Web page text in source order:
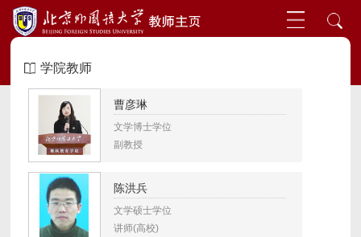
学院教师
曹彦琳
文学博士学位
副教授
陈洪兵
文学硕士学位
讲师(高校)